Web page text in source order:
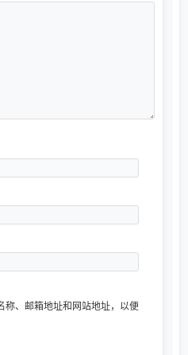
称、邮箱地址和网站地址，以便